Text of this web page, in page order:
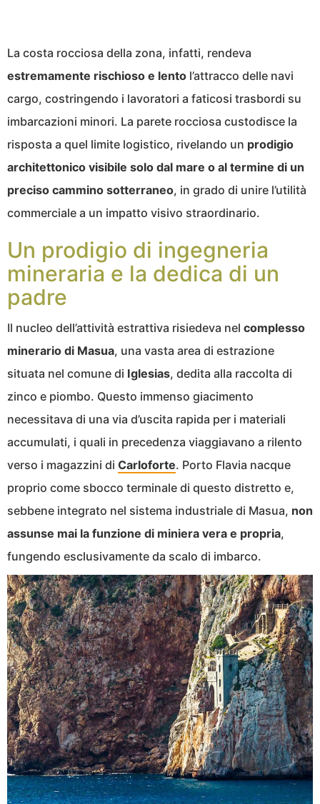
La costa rocciosa della zona, infatti, rendeva
estremamente rischioso e lento l’attracco delle navi
cargo, costringendo i lavoratori a faticosi trasbordi su
imbarcazioni minori. La parete rocciosa custodisce la
risposta a quel limite logistico, rivelando un prodigio
architettonico visibile solo dal mare o al termine di un
preciso cammino sotterraneo, in grado di unire l’utilità
commerciale a un impatto visivo straordinario.
Un prodigio di ingegneria
mineraria e la dedica di un
padre
Il nucleo dell’attività estrattiva risiedeva nel complesso
minerario di Masua, una vasta area di estrazione
situata nel comune di Iglesias, dedita alla raccolta di
zinco e piombo. Questo immenso giacimento
necessitava di una via d’uscita rapida per i materiali
accumulati, i quali in precedenza viaggiavano a rilento
verso i magazzini di Carloforte. Porto Flavia nacque
proprio come sbocco terminale di questo distretto e,
sebbene integrato nel sistema industriale di Masua, non
assunse mai la funzione di miniera vera e propria,
fungendo esclusivamente da scalo di imbarco.